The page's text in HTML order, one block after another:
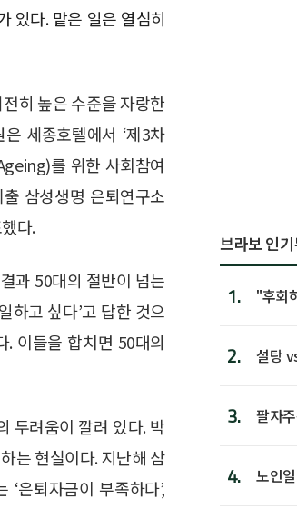
있다. 맡은 일은 열심히
히 높은 수준을 자랑한
세종호텔에서 ‘제3차
를 위한 사회참여
삼성생명 은퇴연구소
다.
과 50대의 절반이 넘는
하고 싶다’고 답한 것으
. 이들을 합치면 50대의
두려움이 깔려 있다. 박
는 현실이다. 지난해 삼
은퇴자금이 부족하다’,
브라보 인
1.
"후회
2. 설탕
3. 팔자
4.
노인